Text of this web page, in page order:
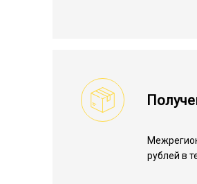
рублей в